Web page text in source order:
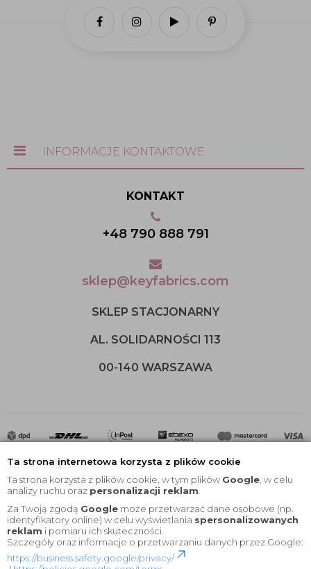
Ta strona internetowa korzysta z plików cookie
Ta strona korzysta z plików cookie, w tym plików Google , w celu
analizy ruchu oraz personalizacji reklam
Za Twoją zgodą Google może przetwarzać dane osobowe (np.
identyfikatory online) w celu wyświetlania spersonalizowanych
reklam i pomiaru ich skuteczności.
Szczegóły oraz informacje o przetwarzaniu danych przez Google:
https://business.safety.google/privacy/
INFORMACJE KONTAKTOWE
KONTAKT
+48 790 888 791
sklep@keyfabrics.com
SKLEP STACJONARNY
AL. SOLIDARNOŚCI 113
00-140 WARSZAWA
2020 © Wszelkie Prawa Zastrzeżone |KEYfabrics
Projekt i oprogramowanie sklepu: